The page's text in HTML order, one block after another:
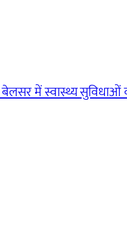
में स्वास्थ्य सुविधाओं